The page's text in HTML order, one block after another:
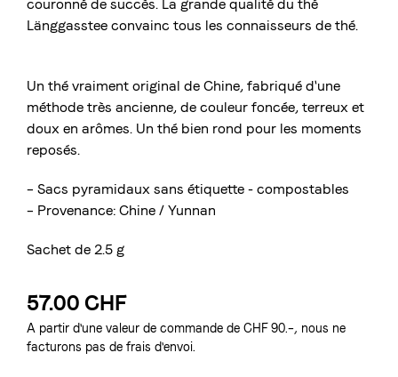
couronné de succès. La grande qualité du thé
Länggasstee convainc tous les connaisseurs de thé.
Un thé vraiment original de Chine, fabriqué d'une
méthode très ancienne, de couleur foncée, terreux et
doux en arômes. Un thé bien rond pour les moments
reposés.
– Sacs pyramidaux sans étiquette - compostables
– Provenance: Chine / Yunnan
Sachet de 2.5 g
57.00 CHF
A partir d'une valeur de commande de CHF 90.–, nous ne
facturons pas de frais d'envoi.